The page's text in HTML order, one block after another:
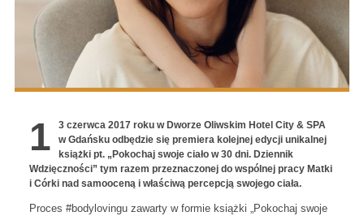
1
3 czerwca 2017 roku w Dworze Oliwskim Hotel City & SPA
w Gdańsku odbędzie się premiera kolejnej edycji unikalnej
książki pt. „Pokochaj swoje ciało w 30 dni. Dziennik
Wdzięczności” tym razem przeznaczonej do wspólnej pracy Matki
i Córki nad samooceną i właściwą percepcją swojego ciała.
Proces #bodylovingu zawarty w formie książki „Pokochaj swoje